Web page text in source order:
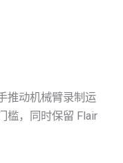
推动机械臂录制运
槛，同时保留 Flair